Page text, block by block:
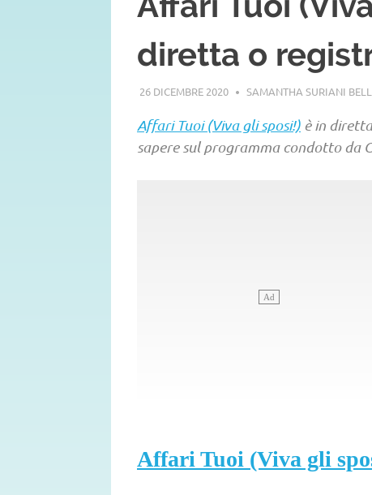
diretta o
26 DICEMBRE 2020 SAMANTHA SURIANI
Affari Tuoi (Viva gli sposi!) è in
sapere sul programma condotto da
Affari Tuoi (Viva gli